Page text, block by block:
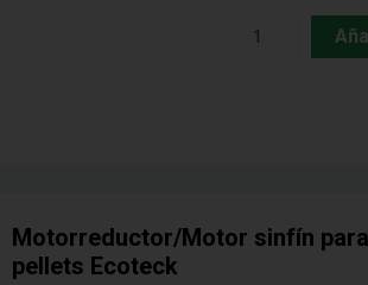
Motorreductor/Motor sinfín
pellets Ecoteck